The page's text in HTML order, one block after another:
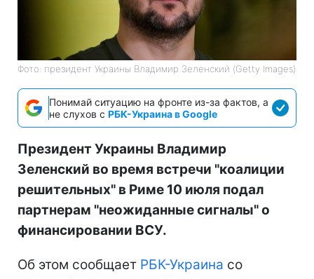
Фото: президент Украины Владимир Зеленский (Getty Images)
Понимай ситуацию на фронте из-за фактов, а
не слухов с РБК-Украина в Google
Президент Украины Владимир
Зеленский во время встречи "коалиции
решительных" в Риме 10 июля подал
партнерам "неожиданные сигналы" о
финансировании ВСУ.
Об этом сообщает РБК-Украина со